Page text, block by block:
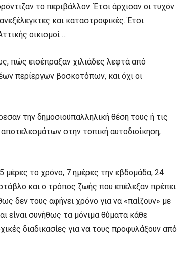
το περιβάλλον. Έτσι άρχισαν οι τυχόν
και καταστροφικές. Έτσι
οικισμοί …
πώς εισέπραξαν χιλιάδες λεφτά από
περίεργων βοσκοτόπων, και όχι οι
την δημοσιοϋπαλληλική θέση τους ή τις
στην τοπική αυτοδιοίκηση,
μέρες το χρόνο, 7 ημέρες την εβδομάδα, 24
και ο τρόπος ζωής που επέλεξαν πρέπει
δεν τους αφήνει χρόνο για να «παίζουν» με
είναι συνήθως τα μόνιμα θύματα κάθε
διαδικασίες για να τους προφυλάξουν από